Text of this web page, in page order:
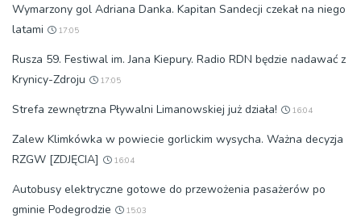
Wymarzony gol Adriana Danka. Kapitan Sandecji czekał na niego
latami
17:05
Rusza 59. Festiwal im. Jana Kiepury. Radio RDN będzie nadawać z
Krynicy-Zdroju
17:05
Strefa zewnętrzna Pływalni Limanowskiej już działa! 16:04
Zalew Klimkówka w powiecie gorlickim wysycha. Ważna decyzja
RZGW [ZDJĘCIA]
16:04
Autobusy elektryczne gotowe do przewożenia pasażerów po
gminie Podegrodzie
15:03